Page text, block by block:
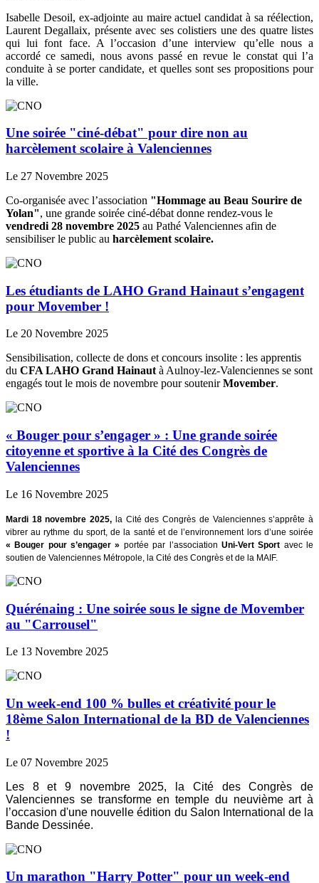
Isabelle Desoil, ex-adjointe au maire actuel candidat à sa réélection,
Laurent Degallaix, présente avec ses colistiers une des quatre listes
qui lui font face. A l’occasion d’une interview qu’elle nous a
accordé ce samedi, nous avons passé en revue le constat qui l’a
conduite à se porter candidate, et quelles sont ses propositions pour
la ville.
Une soirée "ciné-débat" pour dire non au
harcèlement scolaire à Valenciennes
Le 27 Novembre 2025
Co-organisée avec l’association "Hommage au Beau Sourire de
Yolan", une grande soirée ciné-débat donne rendez-vous le
vendredi 28 novembre 2025 au Pathé Valenciennes afin de
sensibiliser le public au harcèlement scolaire.
Les étudiants de LAHO Grand Hainaut s’engagent
pour Movember !
Le 20 Novembre 2025
Sensibilisation, collecte de dons et concours insolite : les apprentis
du CFA LAHO Grand Hainaut à Aulnoy-lez-Valenciennes se sont
engagés tout le mois de novembre pour soutenirMovember.
« Bouger pour s’engager » : Une grande soirée
citoyenne et sportive à la Cité des Congrès de
Valenciennes
Le 16 Novembre 2025
Mardi 18 novembre 2025, la Cité des Congrès de Valenciennes s’apprête à
vibrer au rythme du sport, de la santé et de l’environnement lors d’une soirée
« Bouger pour s’engager » portée par l’association Uni-Vert Sport avec le
soutien de Valenciennes Métropole, la Cité des Congrès et de la MAIF.
Quérénaing : Une soirée sous le signe de Movember
au "Carrousel"
Le 13 Novembre 2025
Un week-end 100 % bulles et créativité pour le
18ème Salon International de la BD de Valenciennes
!
Le 07 Novembre 2025
Les 8 et 9 novembre 2025, la Cité des Congrès de
Valenciennes se transforme en temple du neuvième art à
l’occasion d'une nouvelle édition du Salon International de la
Bande Dessinée.
Un marathon "Harry Potter" pour un week-end